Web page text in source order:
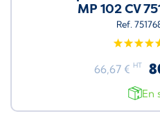
MP 102 CV
Ref.
66,67 € HT
En